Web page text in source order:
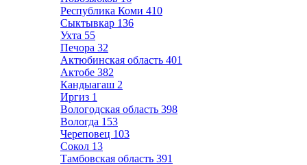
Республика Коми 410
Сыктывкар 136
Ухта 55
Печора 32
Актюбинская область 401
Актобе 382
Кандыагаш 2
Иргиз 1
Вологодская область 398
Вологда 153
Череповец 103
Сокол 13
Тамбовская область 391